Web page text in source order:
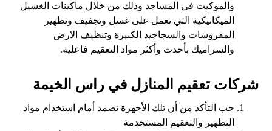
والموكيت في المساجد وذلك من خلال ماكينات الغسيل
الميكانيكية التي تعمل على غسل وتجفيف وتطهير
المفروشات والسجاجيد الكبيرة وتنظيف الارض
والسراميك بأحدث وأكثر مواد التعقيم فاعلية.
شركات تعقيم المنازل في راس الخيمة
جب التأكد من أن تلك الأجهزة تصمد أمام استخدام مواد
التطهير والتعقيم المستخدمة